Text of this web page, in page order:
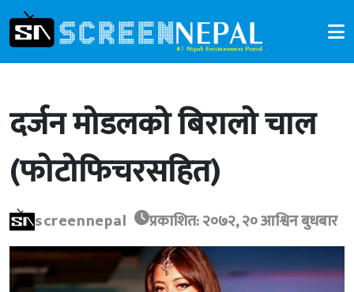
दर्जन मोडलको बिरालो चाल
(फोटोफिचरसहित)
screennepal प्रकाशित: २०७२, २० आश्विन बुधबार